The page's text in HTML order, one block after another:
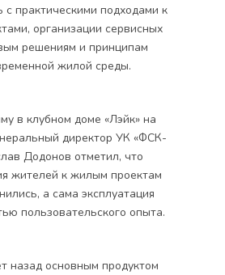
с практическими подходами к
организации сервисных
решениям и принципам
жилой среды.
в клубном доме «Лэйк» на
директор УК «ФСК-
Додонов отметил, что
жителей к жилым проектам
а сама эксплуатация
пользовательского опыта.
назад основным продуктом